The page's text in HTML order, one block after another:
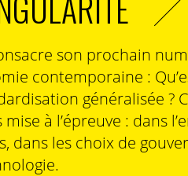
son prochain
contemporaine :
généralisée ?
à l’épreuve : dans
dans les choix de